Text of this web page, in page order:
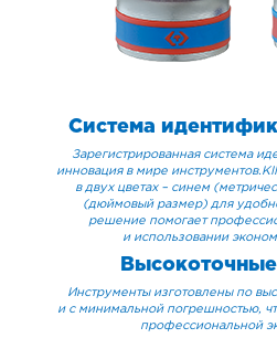
Система
Зарегистрированная система
инновация в мире
в двух цветах – синем
(дюймовый размер) для
решение помогает
и использовании
Инструменты изготовлены по
и с минимальной погрешностью,
профессиональной